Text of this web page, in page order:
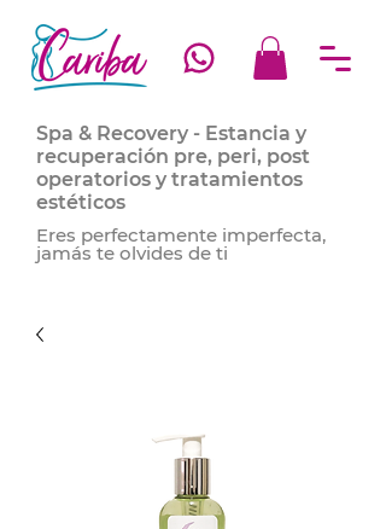
Spa & Recovery - Estancia y
recuperación pre, peri, post
operatorios y tratamientos
estéticos
Eres perfectamente imperfecta,
jamás te olvides de ti